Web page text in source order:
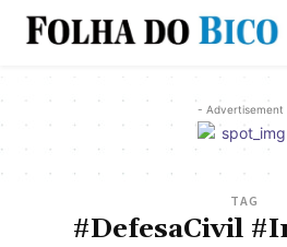
- Advertisement
TAG
#DefesaCivil